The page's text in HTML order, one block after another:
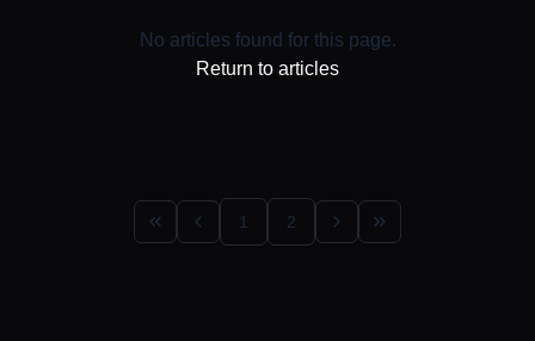
No articles found for this page.
Return to articles
1 2